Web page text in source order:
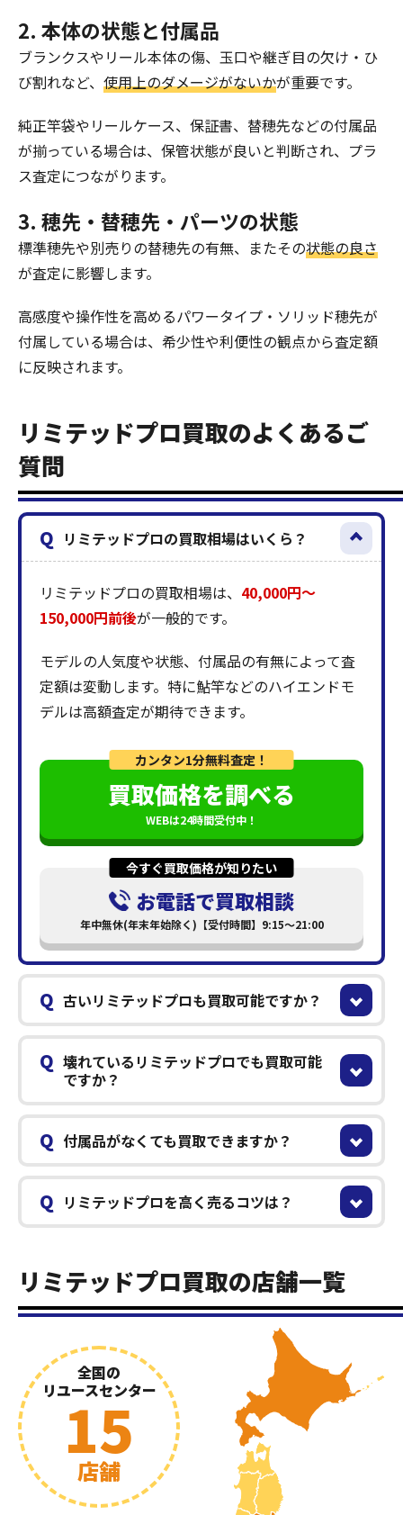
2. 本体の状態と付属品
ブランクスやリール本体の傷、玉口や継ぎ目の欠け・ひ
び割れなど、 使用上のダメージがないかが重要です。
純正竿袋やリールケース、保証書、替穂先などの付属品
が揃っている場合は、保管状態が良いと判断され、プラ
ス査定につながります。
3. 穂先・替穂先・パーツの状態
標準穂先や別売りの替穂先の有無、またその状態の良さ
が査定に影響します。
高感度や操作性を高めるパワータイプ・ソリッド穂先が
付属している場合は、希少性や利便性の観点から査定額
に反映されます。
リミテッドプロ買取のよくあるご
質問
Q リミテッドプロの買取相場はいくら？
リミテッドプロの買取相場は、 40,000円〜
150,000円前後が一般的です。
モデルの人気度や状態、付属品の有無によって査
定額は変動します。特に鮎竿などのハイエンドモ
デルは高額査定が期待できます。
カンタン1分無料査定！
買取価格を調べる
WEBは24時間受付中！
今すぐ買取価格が知りたい
お電話で買取相談
年中無休(年末年始除く)【受付時間】9:15～21:00
Q 古いリミテッドプロも買取可能ですか？
Q 壊れているリミテッドプロでも買取可能
ですか？
Q 付属品がなくても買取できますか？
Q リミテッドプロを高く売るコツは？
リミテッドプロ買取の店舗一覧
全国の
リユースセンター
15
店舗